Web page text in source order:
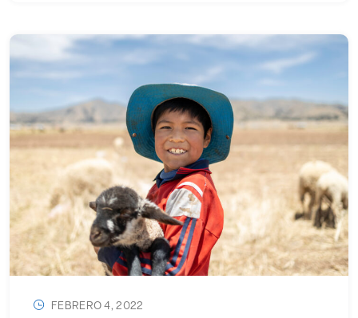
FEBRERO 4, 2022